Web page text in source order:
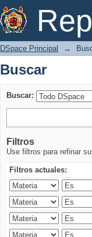
Buscar
DSpace Principal →
Buscar
Buscar:
Filtros
Use filtros para refinar
Filtros actuales: